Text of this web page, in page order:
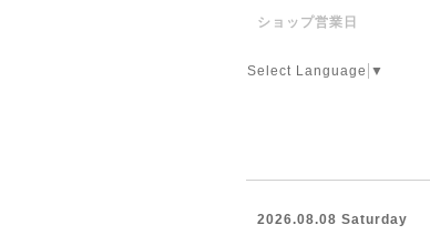
ショップ営業日
Select Language ▼
2026.08.08 Saturday